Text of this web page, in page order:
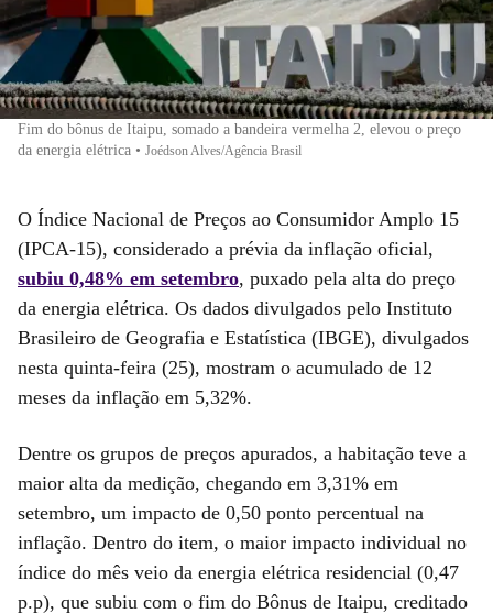
Fim do bônus de Itaipu, somado a bandeira vermelha 2, elevou o preço
da energia elétrica • Joédson Alves/Agência Brasil
O Índice Nacional de Preços ao Consumidor Amplo 15
(IPCA-15), considerado a prévia da inflação oficial,
subiu 0,48% em setembro, puxado pela alta do preço
da energia elétrica. Os dados divulgados pelo Instituto
Brasileiro de Geografia e Estatística (IBGE), divulgados
nesta quinta-feira (25), mostram o acumulado de 12
meses da inflação em 5,32%.
Dentre os grupos de preços apurados, a habitação teve a
maior alta da medição, chegando em 3,31% em
setembro, um impacto de 0,50 ponto percentual na
inflação. Dentro do item, o maior impacto individual no
índice do mês veio da energia elétrica residencial (0,47
p.p), que subiu com o fim do Bônus de Itaipu, creditado